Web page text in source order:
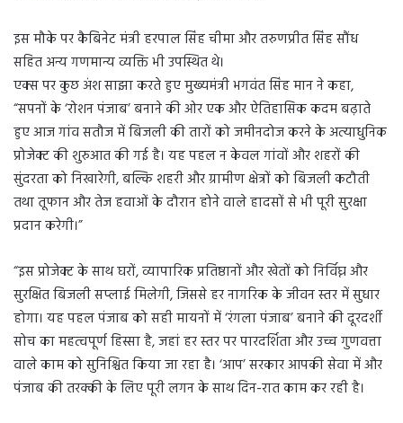
इस मौके पर कैबिनेट मंत्री हरपाल सिंह चीमा और तरुणप्रीत सिंह सौंध
सहित अन्य गणमान्य व्यक्ति भी उपस्थित थे।
एक्स पर कुछ अंश साझा करते हुए मुख्यमंत्री भगवंत सिंह मान ने कहा,
“सपनों के ‘रोशन पंजाब’ बनाने की ओर एक और ऐतिहासिक कदम बढ़ाते
हुए आज गांव सतौज में बिजली की तारों को जमीनदोज करने के अत्याधुनिक
प्रोजेक्ट की शुरुआत की गई है। यह पहल न केवल गांवों और शहरों की
सुंदरता को निखारेगी, बल्कि शहरी और ग्रामीण क्षेत्रों को बिजली कटौती
तथा तूफान और तेज हवाओं के दौरान होने वाले हादसों से भी पूरी सुरक्षा
प्रदान करेगी।”
“इस प्रोजेक्ट के साथ घरों, व्यापारिक प्रतिष्ठानों और खेतों को निर्विघ्न और
सुरक्षित बिजली सप्लाई मिलेगी, जिससे हर नागरिक के जीवन स्तर में सुधार
होगा। यह पहल पंजाब को सही मायनों में ‘रंगला पंजाब’ बनाने की दूरदर्शी
सोच का महत्वपूर्ण हिस्सा है, जहां हर स्तर पर पारदर्शिता और उच्च गुणवत्ता
वाले काम को सुनिश्चित किया जा रहा है। ‘आप’ सरकार आपकी सेवा में और
पंजाब की तरक्की के लिए पूरी लगन के साथ दिन-रात काम कर रही है।